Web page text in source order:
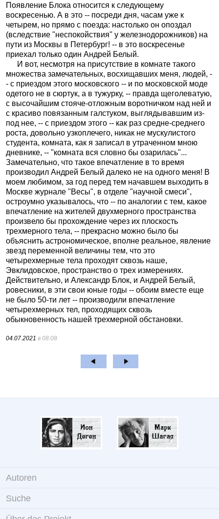
Появление Блока относится к следующему
воскресенью. А в это -- посреди дня, часам уже к
четырем, но прямо с поезда: настолько он опоздал
(вследствие "неспокойствия" у железнодорожников) на
пути из Москвы в Петербург! -- в это воскресенье
приехал только один Андрей Белый.
И вот, несмотря на присутствие в комнате такого
множества замечательных, восхищавших меня, людей, -
- с приездом этого московского -- и по московской моде
одетого не в сюртук, а в тужурку, -- правда щеголеватую,
с высочайшим стояче-отложным воротничком над ней и
с красиво повязанным галстуком, выглядывавшим из-
под нее, -- с приездом этого -- как раз средне-среднего
роста, довольно узкоплечего, никак не мускулистого
студента, комната, как я записал в утраченном мною
дневнике, -- "комната вся словно бы озарилась"...
Замечательно, что такое впечатление в то время
производил Андрей Белый далеко не на одного меня! В
моем любимом, за год перед тем начавшем выходить в
Москве журнале "Весы", в отделе "научной смеси",
остроумно указывалось, что -- по аналогии с тем, какое
впечатление на жителей двухмерного пространства
произвело бы прохождение через их плоскость
трехмерного тела, -- прекрасно можно было бы
объяснить астрономическое, вполне реальное, явление
звезд переменной величины тем, что это
четырехмерные тела проходят сквозь наше,
Эвклидовское, пространство о трех измерениях.
Действительно, и Александр Блок, и Андрей Белый,
ровесники, в эти свои юные годы -- обоим вместе еще
не было 50-ти лет -- производили впечатление
четырехмерных тел, проходящих сквозь
обыкновенность нашей трехмерной обстановки.
04.07.2021 в 08:08
Autoren
Suche